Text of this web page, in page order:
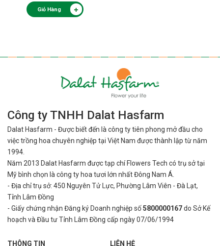
Giỏ Hàng
Công ty TNHH Dalat Hasfarm
Dalat Hasfarm - Được biết đến là công ty tiên phong mở đầu cho
việctrồng hoa chuyên nghiệp tại Việt Nam được thành lập từ năm
1994.
Năm 2013 Dalat Hasfarm được tạp chí Flowers Tech có trụ sở tại
Mỹ bình chọn là công ty hoa tươi lớn nhất Đông Nam Á.
- Địa chỉ trụ sở: 450 Nguyên Tử Lực, Phường Lâm Viên - Đà Lạt,
Tỉnh Lâm Đồng
- Giấy chứng nhận Đăng ký Doanh nghiệp số5800000167do Sở Kế
hoạch và Đầu tư Tỉnh Lâm Đồng cấp ngày 07/06/1994
THÔNG TIN LIÊN HỆ